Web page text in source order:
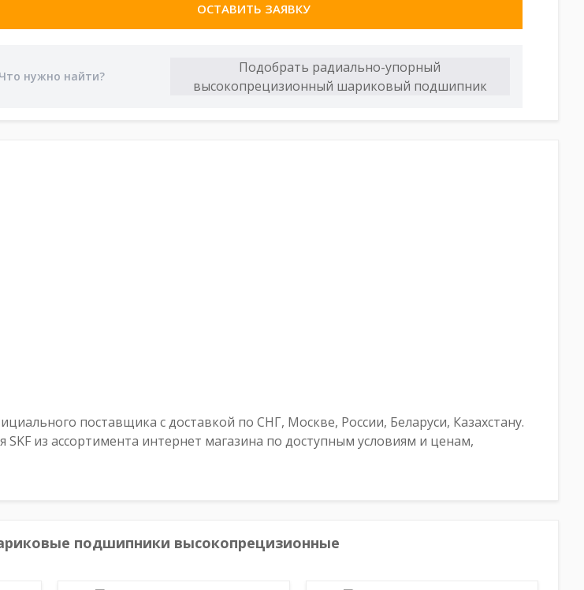
ОСТАВИТЬ ЗАЯВКУ
поставщика с доставкой по СНГ, Москве, России, Беларуси, Казахстану.
из ассортимента интернет магазина по доступным условиям и ценам,
подшипники высокопрецизионные